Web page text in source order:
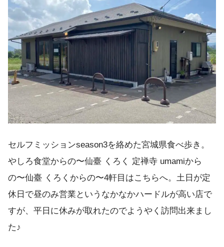
セルフミッションseason3を絡めた宮城県食べ歩き。
やしろ食堂からの〜仙臺 くろく 定禅寺 umamiから
の〜仙臺 くろくからの〜4軒目はこちらへ。土日が定
休日で昼のみ営業というなかなかハードルが高い店で
すが、平日に休みが取れたのでようやく訪問出来まし
た♪